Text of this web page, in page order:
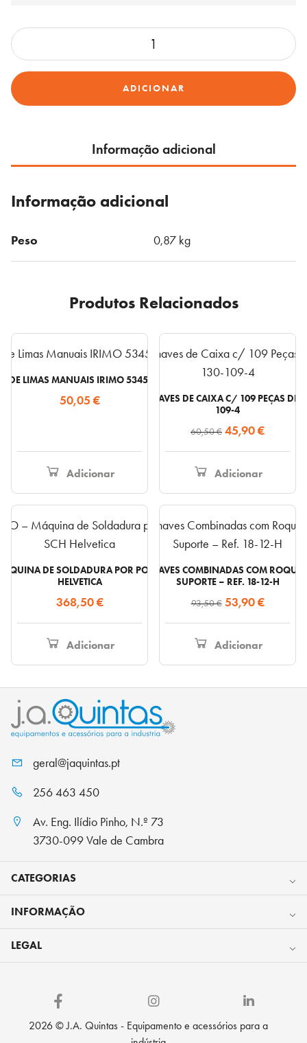
Quantidade
de
Conjuntos
de
chaves
de
dupla
suporte
8
H
ADICIONAR
Informação adicional
Informação adicional
Peso 0,87 kg
Produtos Relacionados
DE LIMAS MANUAIS IRIMO 534501 – 6 PEÇAS
50,05€
Adicionar
CONJUNTO DE CHAVES DE CAIXA C/ 109 PEÇAS
109-4
60,50€ O
preço
original
60,50 €.
45,90€O
preço
45,90 €.
Adicionar
DE SOLDADURA POR PONTOS PORTÁTIL SCH
HELVETICA
368,50€
Adicionar
CONJUNTO DE CHAVES COMBINADAS COM
SUPORTE – REF. 18-12-H
93,50€ O
preço
original
53,90€O
preço
Adicionar
geral@jaquintas.pt
256 463 450
Av. Eng. Ilídio Pinho, N.º 73
3730-099 Vale de Cambra
CATEGORIAS
INFORMAÇÃO
LEGAL
2026 © J.A. Quintas - Equipamento e acessórios para a